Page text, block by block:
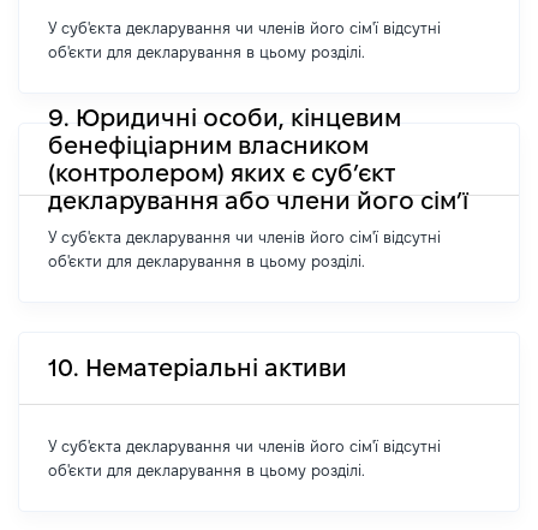
У суб'єкта декларування чи членів його сім'ї відсутні
об'єкти для декларування в цьому розділі.
9. Юридичні особи, кінцевим
бенефіціарним власником
(контролером) яких є суб’єкт
декларування або члени його сім’ї
У суб'єкта декларування чи членів його сім'ї відсутні
об'єкти для декларування в цьому розділі.
10. Нематеріальні активи
У суб'єкта декларування чи членів його сім'ї відсутні
об'єкти для декларування в цьому розділі.